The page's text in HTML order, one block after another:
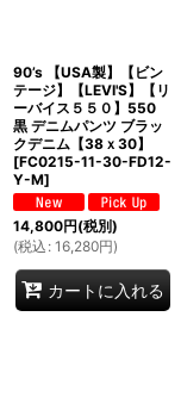
90’s 【USA製】【ビン
テージ】【LEVI'S】【リ
ーバイス５５０】550
黒 デニムパンツ ブラッ
クデニム【38ｘ30】
[FC0215-11-30-FD12-
Y-M]
14,800円(税別)
(税込 : 16,280円)
カートに入れる